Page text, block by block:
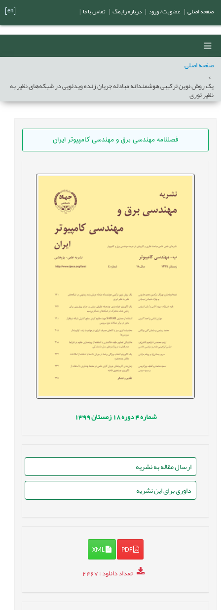
صفحه اصلی
‌یک روش نوین ترکیبی هوشمندانه مبادله جریان زنده ویدئویی در شبکه‌های نظیر به
نظیر توری
فصلنامه مهندسی برق و مهندسی کامپيوتر ايران
شماره4 دوره18 زمستان1399
ارسال مقاله به نشریه
داوری برای این نشریه
PDF
XML
تعداد دانلود: 2467
صفحه اصلی عضویت/ ورود درباره رایمگ تماس با ما